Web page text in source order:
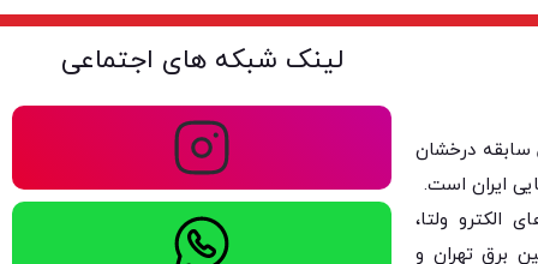
ولتا با بیش از ۴۰ سال سابقه درخشان
ایران است.
الکترو ولتا،
برق تهران و
لینک شبکه های اجتماعی